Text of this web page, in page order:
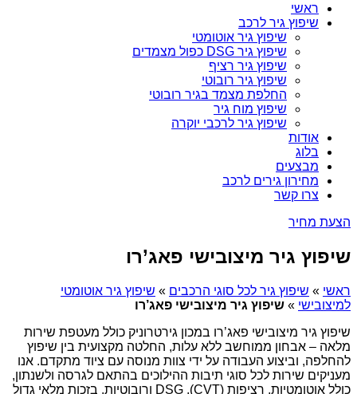
ראשי
שיפוץ גיר לרכב
שיפוץ גיר אוטומטי
שיפוץ גיר DSG כפול מצמדים
שיפוץ גיר רציף
שיפוץ גיר רובוטי
החלפת מצמד בגיר רובוטי
שיפוץ מוח גיר
שיפוץ גיר לרכבי יוקרה
אודות
בלוג
מבצעים
מחירון גירים לרכב
צרו קשר
הצעת מחיר
שיפוץ גיר מיצובישי פאג’רו
ראשי » שיפוץ גיר לכל סוגי הרכבים » שיפוץ גיר אוטומטי
למיצובישי » שיפוץ גיר מיצובישי פאג’רו
שיפוץ גיר מיצובישי פאג’רו במכון גירטרוניק כולל מעטפת שירות
מלאה – אבחון ממוחשב ללא עלות, החלטה מקצועית בין שיפוץ
להחלפה, וביצוע העבודה על ידי צוות מנוסה עם ציוד מתקדם. אנו
מעניקים שירות לכל סוגי תיבות ההילוכים בהתאם לגרסה ולשנתון,
כולל אוטומטיות, רציפות (CVT), DSG ורובוטיות. בזכות מלאי גדול